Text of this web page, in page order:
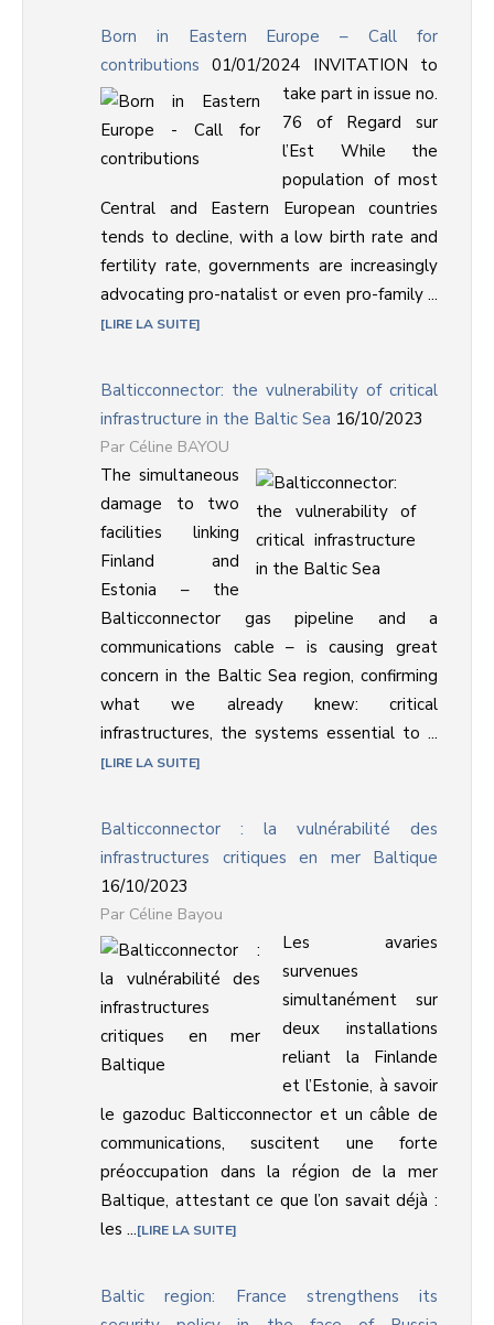
Born in Eastern Europe – Call for
contributions 01/01/2024 INVITATION to
take part in issue no.
76 of Regard sur
l’Est While the
population of most
Central and Eastern European countries
tends to decline, with a low birth rate and
fertility rate, governments are increasingly
advocating pro-natalist or even pro-family ...
LIRE LA SUITE
Balticconnector: the vulnerability of critical
infrastructure in the Baltic Sea 16/10/2023
Céline BAYOU
The simultaneous
damage to two
facilities linking
Finland and
Estonia – the
Balticconnector gas pipeline and a
communications cable – is causing great
concern in the Baltic Sea region, confirming
what we already knew: critical
infrastructures, the systems essential to ...
LIRE LA SUITE
Balticconnector : la vulnérabilité des
infrastructures critiques en mer Baltique
16/10/2023
Céline Bayou
Les avaries
survenues
simultanément sur
deux installations
reliant la Finlande
et l’Estonie, à savoir
le gazoduc Balticconnector et un câble de
communications, suscitent une forte
préoccupation dans la région de la mer
Baltique, attestant ce que l’on savait déjà :
les ... LIRE LA SUITE
Baltic region: France strengthens its